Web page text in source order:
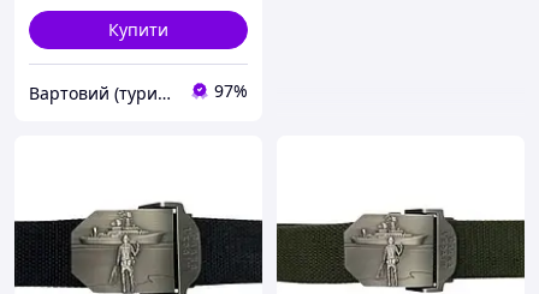
Купити
Вартовий (туризм, полювання та кемпінг) 97%